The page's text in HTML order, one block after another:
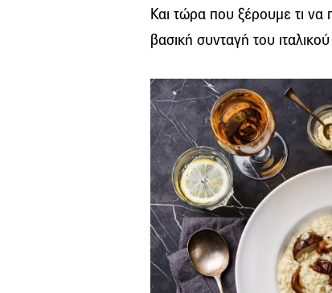
Και τώρα που ξέρουμε τι
βασική συνταγή του ιταλικού